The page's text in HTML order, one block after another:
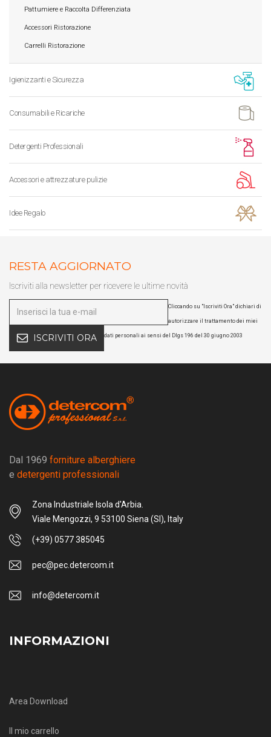
Pattumiere e Raccolta Differenziata
Accessori Ristorazione
Carrelli Ristorazione
Igienizzanti e Sicurezza
Consumabili e Ricariche
Detergenti Professionali
Accessori e attrezzature pulizie
Idee Regalo
RESTA AGGIORNATO
Iscriviti alla newsletter per ricevere le ultime novità
ISCRIVITI ORA
Cliccando su "Iscriviti Ora" dichiari di
autorizzare il trattamento dei miei
dati personali ai sensi del Dlgs 196 del 30 giugno 2003
Dal 1969 forniture alberghiere
e detergenti professionali
Zona Industriale Isola d'Arbia.
Viale Mengozzi, 9 53100 Siena (SI), Italy
(+39) 0577 385045
pec@pec.detercom.it
info@detercom.it
INFORMAZIONI
Area Download
Il mio carrello